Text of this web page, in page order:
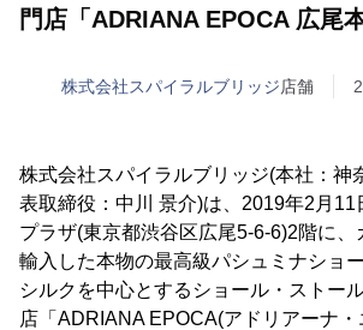
門店「ADRIANA EPOCA 広尾
株式会社スパイラルブリッジ店舗
株式会社スパイラルブリッジ(本社：神
表取締役：中川 景介)は、2019年2月11
プラザ(東京都渋谷区広尾5-6-6)2階に、
輸入した本物の最高級パシュミナショ
シルクを中心とするショール・ストー
店「ADRIANA EPOCA(アドリアーナ